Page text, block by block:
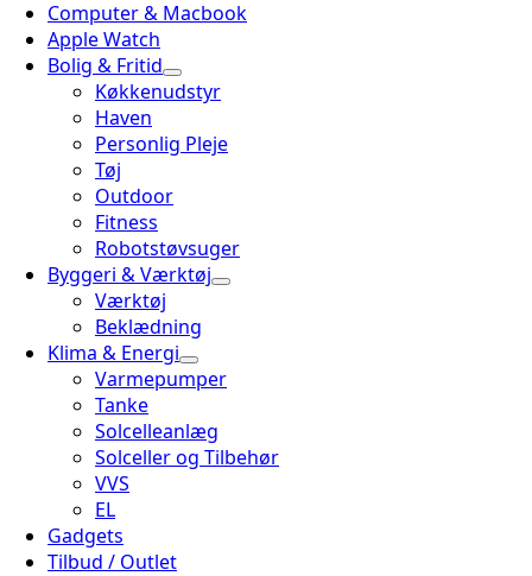
Computer & Macbook
Apple Watch
Bolig & Fritid
Køkkenudstyr
Haven
Personlig Pleje
Tøj
Outdoor
Fitness
Robotstøvsuger
Byggeri & Værktøj
Værktøj
Beklædning
Klima & Energi
Varmepumper
Tanke
Solcelleanlæg
Solceller og Tilbehør
VVS
EL
Gadgets
Tilbud / Outlet